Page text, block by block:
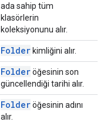
ada sahip tüm
klasörlerin
koleksiyonunu alır.
Folder kimliğini alır.
Folderöğesinin son
güncellendiği tarihi alır.
Folderöğesinin adını
alır.